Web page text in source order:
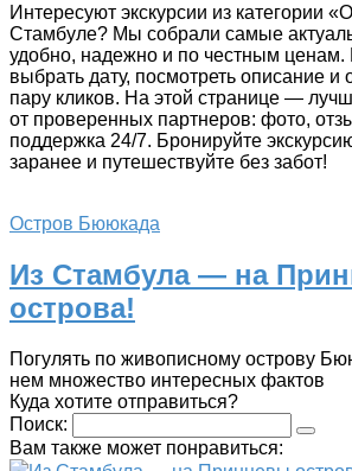
Интересуют экскурсии из категории
Стамбуле? Мы собрали самые
удобно, надежно и по честным ценам.
выбрать дату, посмотреть описание и
пару кликов. На этой странице —
от проверенных партнеров: фото,
поддержка 24/7. Бронируйте
заранее и путешествуйте без забот!
Остров Бююкада
Из Стамбула — на
острова!
Погулять по живописному острову
нем множество интересных фактов
Куда хотите отправиться?
Поиск:
Вам также может понравиться: